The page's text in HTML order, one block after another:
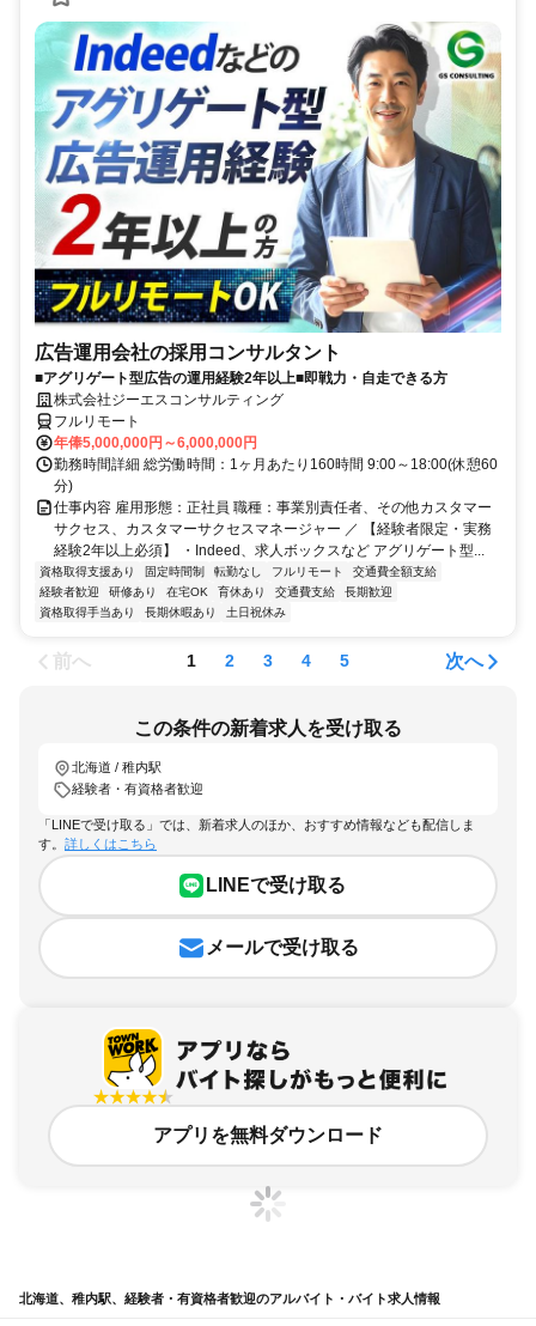
広告運用会社の採用コンサルタント
■アグリゲート型広告の運用経験2年以上■即戦力・自走できる方
株式会社ジーエスコンサルティング
フルリモート
年俸5,000,000円～6,000,000円
勤務時間詳細 総労働時間：1ヶ月あたり160時間 9:00～18:00(休憩60
分)
仕事内容 雇用形態：正社員 職種：事業別責任者、その他カスタマー
サクセス、カスタマーサクセスマネージャー ／ 【経験者限定・実務
経験2年以上必須】 ・Indeed、求人ボックスなど アグリゲート型...
資格取得支援あり 固定時間制 転勤なし フルリモート
交通費全額支給
経験者歓迎
研修あり 在宅OK 育休あり 交通費支給
長期歓迎
資格取得手当あり
長期休暇あり 土日祝休み
前へ 1 2 3 4 5 次へ
この条件の新着求人を受け取る
北海道 / 稚内駅
経験者・有資格者歓迎
「LINEで受け取る」では、新着求人のほか、おすすめ情報なども配信しま
す。 詳しくはこちら
LINEで受け取る
メールで受け取る
アプリを無料ダウンロード
北海道、稚内駅、経験者・有資格者歓迎のアルバイト・バイト求人情報